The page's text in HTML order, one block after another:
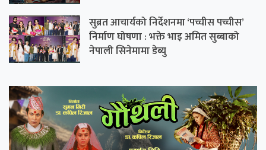
सुब्रत आचार्यको निर्देशनमा ‘पच्चीस पच्चीस’
निर्माण घोषणा : भक्ते भाइ अमित सुब्बाको
नेपाली सिनेमामा डेब्यु